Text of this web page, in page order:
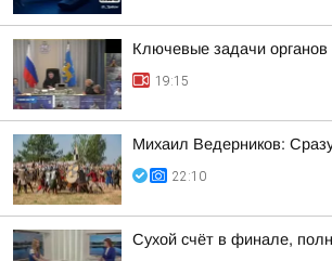
Ключевые задачи органов
19:15
Михаил Ведерников:
22:10
Сухой счёт в финале,